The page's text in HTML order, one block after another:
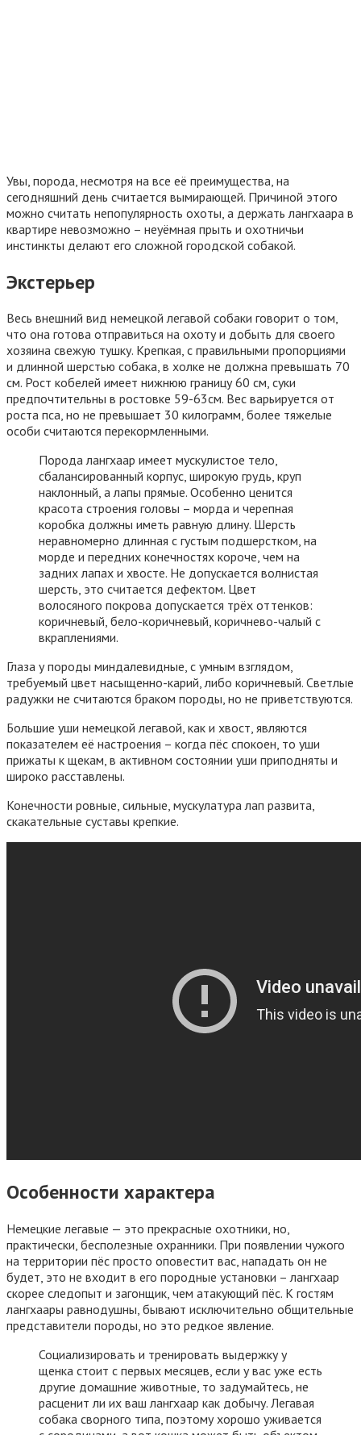
Увы, порода, несмотря на все её преимущества, на
сегодняшний день считается вымирающей. Причиной этого
можно считать непопулярность охоты, а держать лангхаара в
квартире невозможно – неуёмная прыть и охотничьи
инстинкты делают его сложной городской собакой.
Экстерьер
Весь внешний вид немецкой легавой собаки говорит о том,
что она готова отправиться на охоту и добыть для своего
хозяина свежую тушку. Крепкая, с правильными пропорциями
и длинной шерстью собака, в холке не должна превышать 70
см. Рост кобелей имеет нижнюю границу 60 см, суки
предпочтительны в ростовке 59-63см. Вес варьируется от
роста пса, но не превышает 30 килограмм, более тяжелые
особи считаются перекормленными.
Порода лангхаар имеет мускулистое тело,
сбалансированный корпус, широкую грудь, круп
наклонный, а лапы прямые. Особенно ценится
красота строения головы – морда и черепная
коробка должны иметь равную длину. Шерсть
неравномерно длинная с густым подшерстком, на
морде и передних конечностях короче, чем на
задних лапах и хвосте. Не допускается волнистая
шерсть, это считается дефектом. Цвет
волосяного покрова допускается трёх оттенков:
коричневый, бело-коричневый, коричнево-чалый с
вкраплениями.
Глаза у породы миндалевидные, с умным взглядом,
требуемый цвет насыщенно-карий, либо коричневый. Светлые
радужки не считаются браком породы, но не приветствуются.
Большие уши немецкой легавой, как и хвост, являются
показателем её настроения – когда пёс спокоен, то уши
прижаты к щекам, в активном состоянии уши приподняты и
широко расставлены.
Конечности ровные, сильные, мускулатура лап развита,
скакательные суставы крепкие.
Особенности характера
Немецкие легавые — это прекрасные охотники, но,
практически, бесполезные охранники. При появлении чужого
на территории пёс просто оповестит вас, нападать он не
будет, это не входит в его породные установки – лангхаар
скорее следопыт и загонщик, чем атакующий пёс. К гостям
лангхаары равнодушны, бывают исключительно общительные
представители породы, но это редкое явление.
Социализировать и тренировать выдержку у
щенка стоит с первых месяцев, если у вас уже есть
другие домашние животные, то задумайтесь, не
расценит ли их ваш лангхаар как добычу. Легавая
собака сворного типа, поэтому хорошо уживается